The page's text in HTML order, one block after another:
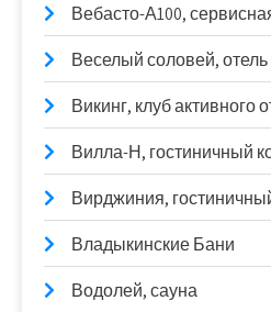
Вебасто-А100,
Веселый соловей, отель
Викинг, клуб активного
Вилла-Н, гостиничный
Вирджиния,
Владыкинские Бани
Водолей, сауна